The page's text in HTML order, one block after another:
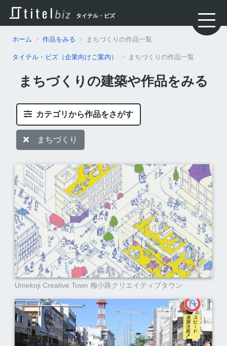
タイテル・ビズ
ホーム 作品をみる まちづくりの作品一覧
タイテル・ビズ（企業向けご案内） まちづくりの作品一覧
まちづくりの建築や作品をみる
カテゴリから作品をさがす
まちづくり
Umekoji Creative Town 梅小路クリエイティブタウン